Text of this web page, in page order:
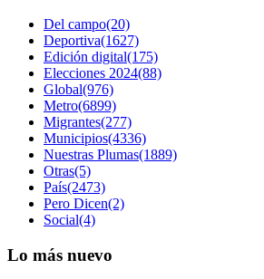
Del campo(20)
Deportiva(1627)
Edición digital(175)
Elecciones 2024(88)
Global(976)
Metro(6899)
Migrantes(277)
Municipios(4336)
Nuestras Plumas(1889)
Otras(5)
País(2473)
Pero Dicen(2)
Social(4)
Lo más nuevo